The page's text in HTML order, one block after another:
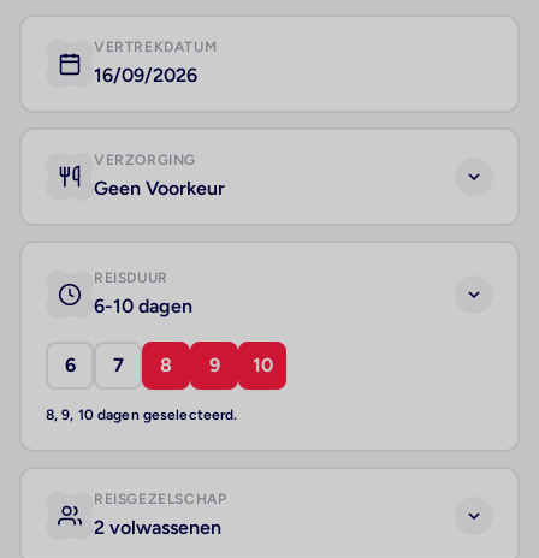
VERTREKDATUM
16/09/2026
VERZORGING
Geen Voorkeur
REISDUUR
6-10 dagen
6 7 8 9 10
8, 9, 10 dagen geselecteerd.
REISGEZELSCHAP
2 volwassenen